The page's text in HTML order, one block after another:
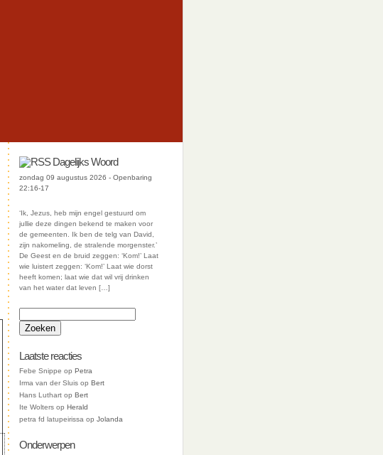
Dagelijks Woord
zondag 09 augustus 2026 - Openbaring
22:16-17
‘Ik, Jezus, heb mijn engel gestuurd om
jullie deze dingen bekend te maken voor
de gemeenten. Ik ben de telg van David,
zijn nakomeling, de stralende morgenster.’
De Geest en de bruid zeggen: ‘Kom!’ Laat
wie luistert zeggen: ‘Kom!’ Laat wie dorst
heeft komen; laat wie dat wil vrij drinken
van het water dat leven […]
Laatste reacties
Febe Snippe op Petra
Irma van der Sluis op Bert
Hans Luthart op Bert
Ite Wolters op Herald
petra fd latupeirissa op Jolanda
Onderwerpen